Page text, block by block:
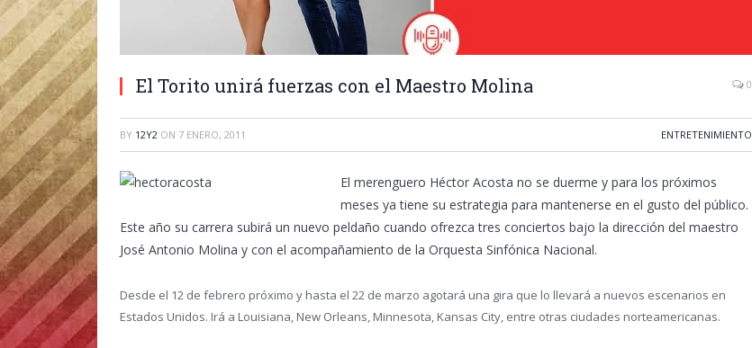
El Torito unirá fuerzas con el Maestro Molina 0
BY 12Y2 ON 7 ENERO, 2011 ENTRETENIMIENTO
El merenguero Héctor Acosta no se duerme y para los próximos
meses ya tiene su estrategia para mantenerse en el gusto del público.
Este año su carrera subirá un nuevo peldaño cuando ofrezca tres conciertos bajo la dirección del maestro
José Antonio Molina y con el acompañamiento de la Orquesta Sinfónica Nacional.
Desde el 12 de febrero próximo y hasta el 22 de marzo agotará una gira que lo llevará a nuevos escenarios en
Estados Unidos. Irá a Louisiana, New Orleans, Minnesota, Kansas City, entre otras ciudades norteamericanas.